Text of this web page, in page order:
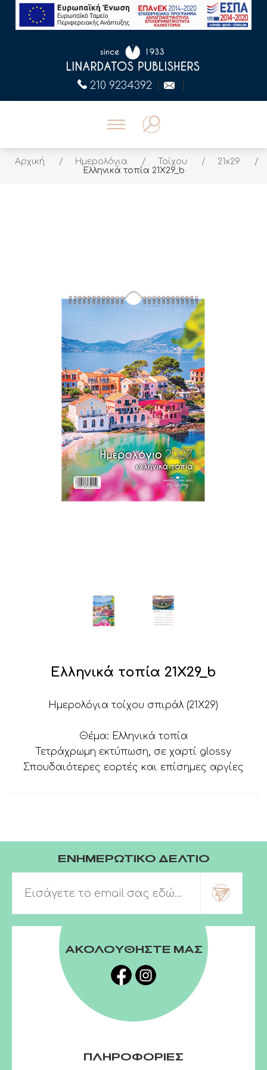
210 9234392
Αρχική / Ημερολόγια / Τοίχου / 21x29
/
Ελληνικά τοπία 21Χ29_b
Ελληνικά τοπία 21Χ29_b
Ημερολόγια τοίχου σπιράλ (21Χ29)
Θέμα: Ελληνικά τοπία
Τετράχρωμη εκτύπωση, σε χαρτί glossy
Σπουδαιότερες εορτές και επίσημες αργίες
ΕΝΗΜΕΡΩΤΙΚΟ ΔΕΛΤΙΟ
ΑΚΟΛΟΥΘΗΣΤΕ ΜΑΣ
ΠΛΗΡΟΦΟΡΙΕΣ